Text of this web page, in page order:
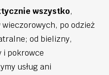
wszystko,
po odzież
od bielizny,
i pokrowce
usług ani